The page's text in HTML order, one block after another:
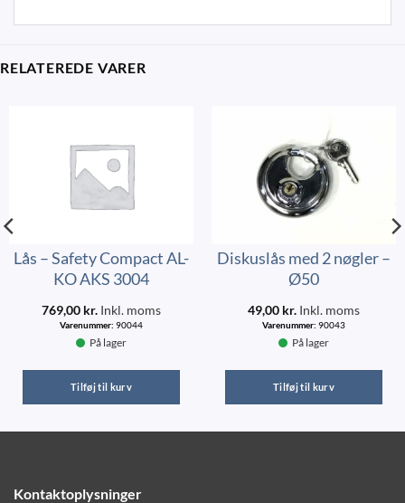
RELATEREDE VARER
Lås – Safety Compact AL-
KO AKS 3004
769,00 kr. Inkl. moms
Varenummer: 90044
På lager
Tilføj til kurv
Diskuslås med 2 nøgler –
Ø50
49,00 kr. Inkl. moms
Varenummer: 90043
På lager
Tilføj til kurv
Kontaktoplysninger